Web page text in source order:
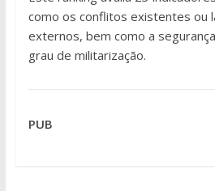
como os conflitos existentes ou
externos, bem como a
grau de militarização.
PUB